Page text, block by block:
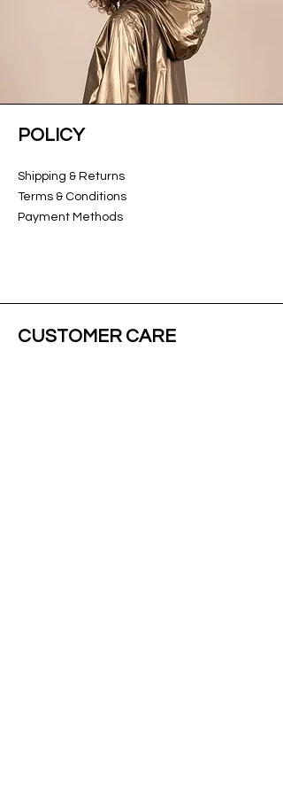
POLICY
Shipping & Returns
Terms & Conditions
Payment Methods
CUSTOMER CARE